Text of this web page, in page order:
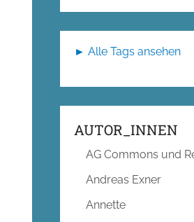
► Alle Tags ansehen
AUTOR_INNEN
AG Commons und
Andreas Exner
Annette